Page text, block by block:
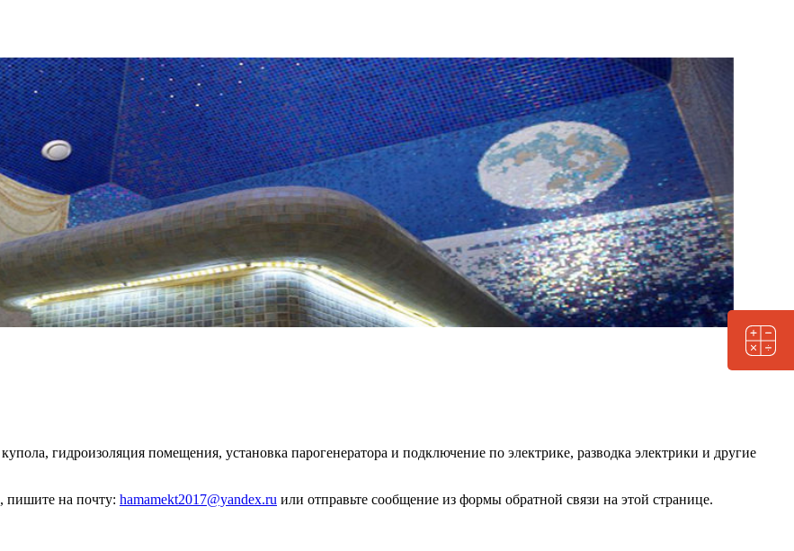
гидроизоляция помещения, установка парогенератора и подключение по электрике, разводка электрики и другие
пишите на почту: hamamekt2017@yandex.ru или отправьте сообщение из формы обратной связи на этой странице.